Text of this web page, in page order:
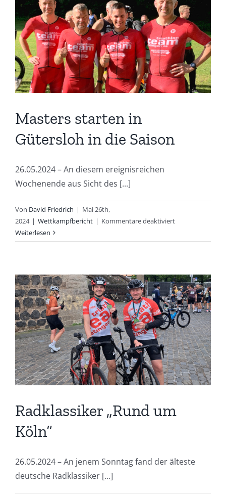
Masters starten in
Gütersloh in die Saison
26.05.2024 – An diesem ereignisreichen
Wochenende aus Sicht des [...]
Von David Friedrich | Mai 26th,
2024 | Wettkampfbericht | Kommentare deaktiviertfür
starten
in
die
Saison
Weiterlesen
Radklassiker „Rund um
Köln“
26.05.2024 – An jenem Sonntag fand der älteste
deutsche Radklassiker [...]